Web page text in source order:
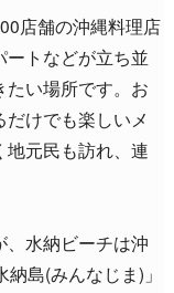
店舗の沖縄料理店
ートなどが立ち並
たい場所です。お
けでも楽しいメ
地元民も訪れ、連
水納ビーチは沖
島(みんなじま)」